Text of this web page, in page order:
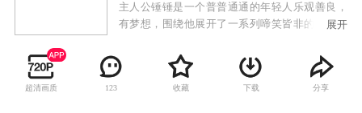
主人公锤锤是一个普普通通的年轻人乐观善良，
有梦想，围绕他展开了一系列啼笑皆非的故事。
常生活中发生的小故事，引发观众共鸣，传递正
能量，深受粉丝的喜爱。
展开
超清画质 123 收藏 下载 分享